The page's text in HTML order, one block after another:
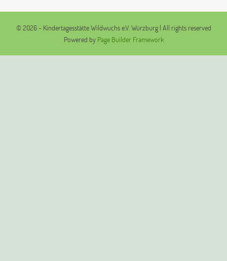
© 2026 - Kindertagesstätte Wildwuchs e.V. Würzburg | All rights reserved
Powered by Page Builder Framework